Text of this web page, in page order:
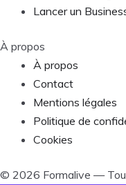
Lancer un
À propos
À propos
Contact
Mentions légales
Politique de
Cookies
© 2026 Formalive —